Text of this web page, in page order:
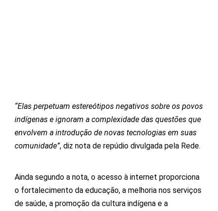
“Elas perpetuam estereótipos negativos sobre os povos
indígenas e ignoram a complexidade das questões que
envolvem a introdução de novas tecnologias em suas
comunidade”, diz nota de repúdio divulgada pela Rede.
Ainda segundo a nota, o acesso à internet proporciona
o fortalecimento da educação, a melhoria nos serviços
de saúde, a promoção da cultura indígena e a